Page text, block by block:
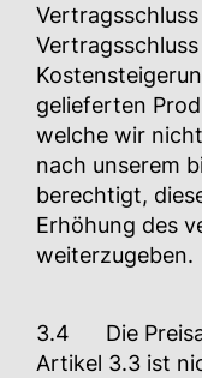
gelieferten
welche wir
nach unserem
berechtigt,
Erhöhung des
weiterzugeben.
3.4 Die
Artikel 3.3 ist